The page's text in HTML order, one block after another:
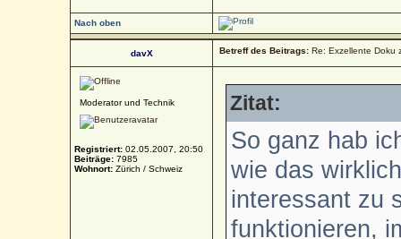
Nach oben
davX Betreff des Beitrags: Re: Exzellente Doku
Moderator und Technik
Registriert: 02.05.2007, 20:50
Beiträge: 7985
Wohnort: Zürich / Schweiz
Zitat:
So ganz hab
wie das
interessant zu
funktionieren,